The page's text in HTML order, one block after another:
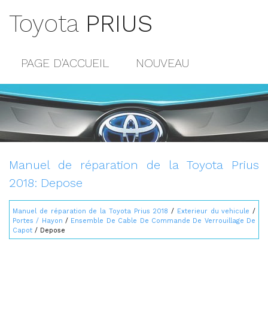
Toyota PRIUS
PAGE D'ACCUEIL NOUVEAU
POPULAIRE
CONTACTS
Manuel de réparation de la Toyota Prius
2018: Depose
Manuel de réparation de la Toyota Prius 2018 / Exterieur du vehicule /
Portes / Hayon / Ensemble De Cable De Commande De Verrouillage De
Capot / Depose